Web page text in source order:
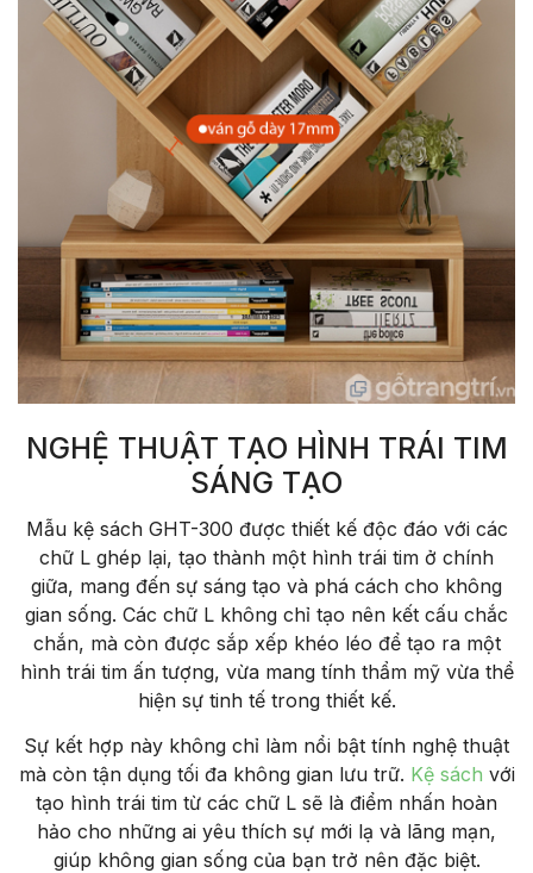
NGHỆ THUẬT TẠO HÌNH TRÁI TIM
SÁNG TẠO
Mẫu kệ sách GHT-300 được thiết kế độc đáo với các
chữ L ghép lại, tạo thành một hình trái tim ở chính
giữa, mang đến sự sáng tạo và phá cách cho không
gian sống. Các chữ L không chỉ tạo nên kết cấu chắc
chắn, mà còn được sắp xếp khéo léo để tạo ra một
hình trái tim ấn tượng, vừa mang tính thẩm mỹ vừa thể
hiện sự tinh tế trong thiết kế.
Sự kết hợp này không chỉ làm nổi bật tính nghệ thuật
mà còn tận dụng tối đa không gian lưu trữ. Kệ sách với
tạo hình trái tim từ các chữ L sẽ là điểm nhấn hoàn
hảo cho những ai yêu thích sự mới lạ và lãng mạn,
giúp không gian sống của bạn trở nên đặc biệt.